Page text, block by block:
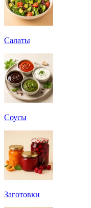
Салаты
Соусы
Заготовки